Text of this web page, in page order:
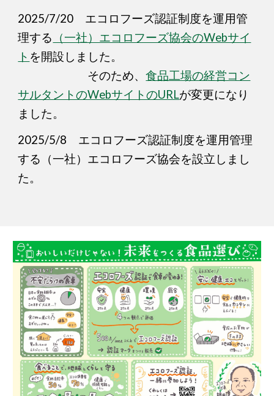
2025/7/20 エコロフーズ認証制度を運用管
理する
（一社）エコロフーズ協会のWebサイ
ト を開設しました。
そのため、食品工場の経営コン
サルタントのWebサイトのURLが変更になり
ました。
2025/5/8 エコロフーズ認証制度を運用管理
する（一社）エコロフーズ協会を設立しまし
た。